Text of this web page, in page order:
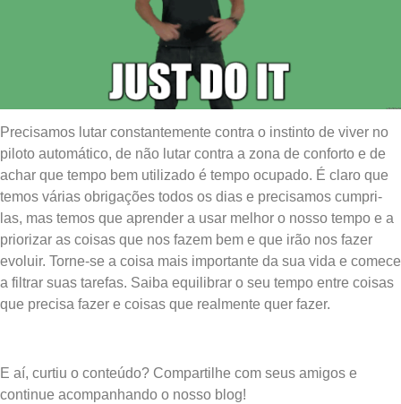
Precisamos lutar constantemente contra o instinto de viver no
piloto automático, de não lutar contra a zona de conforto e de
achar que tempo bem utilizado é tempo ocupado. É claro que
temos várias obrigações todos os dias e precisamos cumpri-
las, mas temos que aprender a usar melhor o nosso tempo e a
priorizar as coisas que nos fazem bem e que irão nos fazer
evoluir. Torne-se a coisa mais importante da sua vida e comece
a filtrar suas tarefas. Saiba equilibrar o seu tempo entre coisas
que precisa fazer e coisas que realmente quer fazer.
E aí, curtiu o conteúdo? Compartilhe com seus amigos e
continue acompanhando o nosso blog!